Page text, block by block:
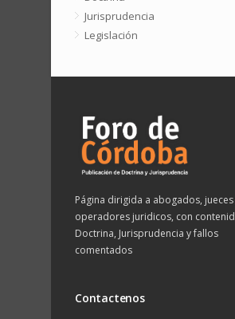
Jurisprudencia
Legislación
Página dirigida a abogados,
operadores juridicos, con
Doctrina, Jurisprudencia y fallos
comentados
Contactenos